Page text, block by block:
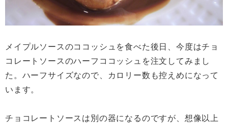
メイプルソースのココッシュを食べた後日、今度はチョ
コレートソースのハーフココッシュを注文してみまし
た。ハーフサイズなので、カロリー数も控えめになって
います。
チョコレートソースは別の器になるのですが、想像以上